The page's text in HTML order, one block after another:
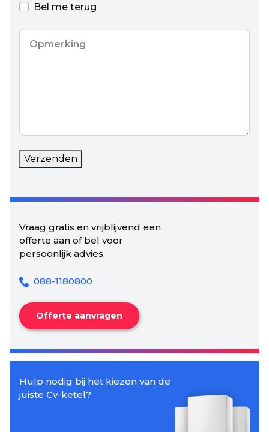
Bel me terug
Opmerking
Verzenden
Vraag gratis en vrijblijvend een
offerte aan of bel voor
persoonlijk advies.
088-1180800
Offerte aanvragen
Hulp nodig bij het kiezen van de
juiste Cv-ketel?